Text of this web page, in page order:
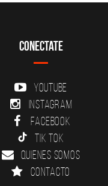
Conectate
YouTube
Instagram
Facebook
Tik Tok
Quienes somos
Contacto